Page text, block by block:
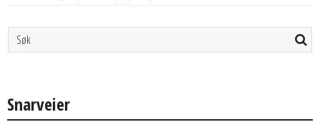
Snarveier